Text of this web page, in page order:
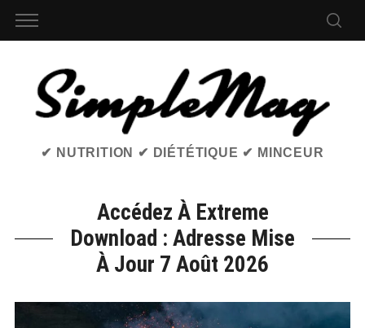
✔ NUTRITION ✔ DIÉTÉTIQUE ✔ MINCEUR
Accédez À Extreme
Download : Adresse Mise
À Jour 7 Août 2026